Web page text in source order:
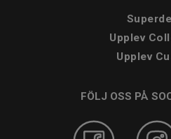
Upplev
Upplev
FÖLJ OSS PÅ